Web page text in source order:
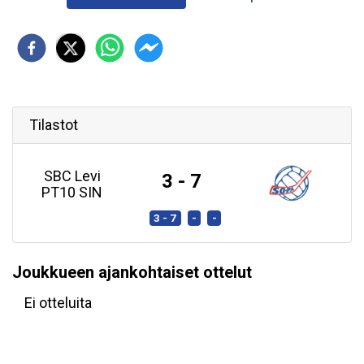
Tilastot
SBC Levi
PT10 SIN
3 - 7
3 - 7 - -
Joukkueen ajankohtaiset ottelut
Ei otteluita